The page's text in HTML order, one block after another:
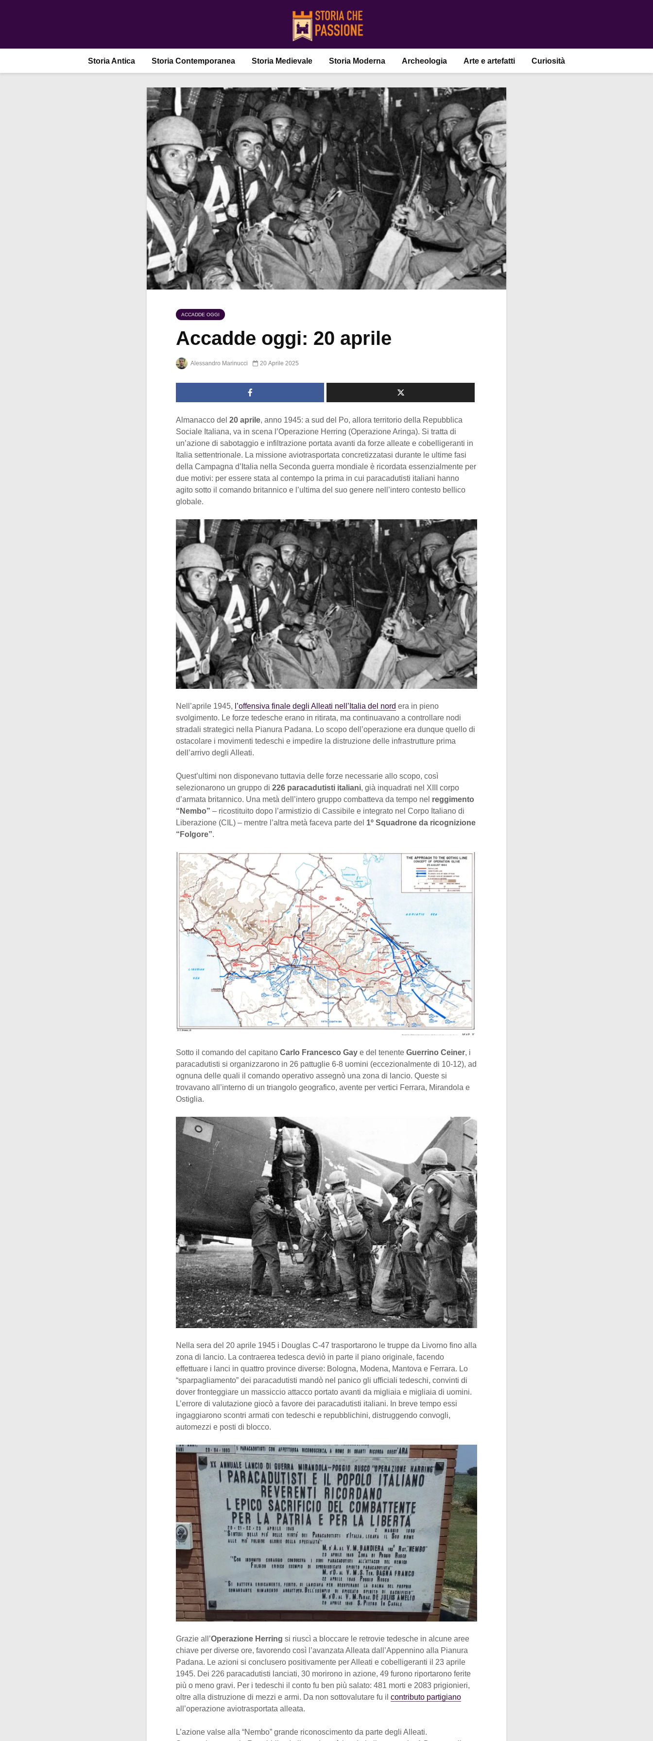
Storia Antica Storia Contemporanea Storia Medievale Storia Moderna Archeologia Arte e artefatti Curiosità
ACCADDE OGGI
Accadde oggi: 20 aprile
Alessandro Marinucci 20 Aprile 2025
Almanacco del 20 aprile, anno 1945: a sud del Po, allora territorio della Repubblica
Sociale Italiana, va in scena l’Operazione Herring (Operazione Aringa). Si tratta di
un’azione di sabotaggio e infiltrazione portata avanti da forze alleate e cobelligeranti in
Italia settentrionale. La missione aviotrasportata concretizzatasi durante le ultime fasi
della Campagna d’Italia nella Seconda guerra mondiale è ricordata essenzialmente per
due motivi: per essere stata al contempo la prima in cui paracadutisti italiani hanno
agito sotto il comando britannico e l’ultima del suo genere nell’intero contesto bellico
globale.
Nell’aprile 1945, l’offensiva finale degli Alleati nell’Italia del nord era in pieno
svolgimento. Le forze tedesche erano in ritirata, ma continuavano a controllare nodi
stradali strategici nella Pianura Padana. Lo scopo dell’operazione era dunque quello di
ostacolare i movimenti tedeschi e impedire la distruzione delle infrastrutture prima
dell’arrivo degli Alleati.
Quest’ultimi non disponevano tuttavia delle forze necessarie allo scopo, così
selezionarono un gruppo di 226 paracadutisti italiani, già inquadrati nel XIII corpo
d’armata britannico. Una metà dell’intero gruppo combatteva da tempo nel reggimento
“Nembo” – ricostituito dopo l’armistizio di Cassibile e integrato nel Corpo Italiano di
Liberazione (CIL) – mentre l’altra metà faceva parte del 1º Squadrone da ricognizione
“Folgore”.
Sotto il comando del capitano Carlo Francesco Gay e del tenente Guerrino Ceiner, i
paracadutisti si organizzarono in 26 pattuglie 6-8 uomini (eccezionalmente di 10-12), ad
ognuna delle quali il comando operativo assegnò una zona di lancio. Queste si
trovavano all’interno di un triangolo geografico, avente per vertici Ferrara, Mirandola e
Ostiglia.
Nella sera del 20 aprile 1945 i Douglas C-47 trasportarono le truppe da Livorno fino alla
zona di lancio. La contraerea tedesca deviò in parte il piano originale, facendo
effettuare i lanci in quattro province diverse: Bologna, Modena, Mantova e Ferrara. Lo
“sparpagliamento” dei paracadutisti mandò nel panico gli ufficiali tedeschi, convinti di
dover fronteggiare un massiccio attacco portato avanti da migliaia e migliaia di uomini.
L’errore di valutazione giocò a favore dei paracadutisti italiani. In breve tempo essi
ingaggiarono scontri armati con tedeschi e repubblichini, distruggendo convogli,
automezzi e posti di blocco.
Grazie all’Operazione Herring si riuscì a bloccare le retrovie tedesche in alcune aree
chiave per diverse ore, favorendo così l’avanzata Alleata dall’Appennino alla Pianura
Padana. Le azioni si conclusero positivamente per Alleati e cobelligeranti il 23 aprile
1945. Dei 226 paracadutisti lanciati, 30 morirono in azione, 49 furono riportarono ferite
più o meno gravi. Per i tedeschi il conto fu ben più salato: 481 morti e 2083 prigionieri,
oltre alla distruzione di mezzi e armi. Da non sottovalutare fu il contributo partigiano
all’operazione aviotrasportata alleata.
L’azione valse alla “Nembo” grande riconoscimento da parte degli Alleati.